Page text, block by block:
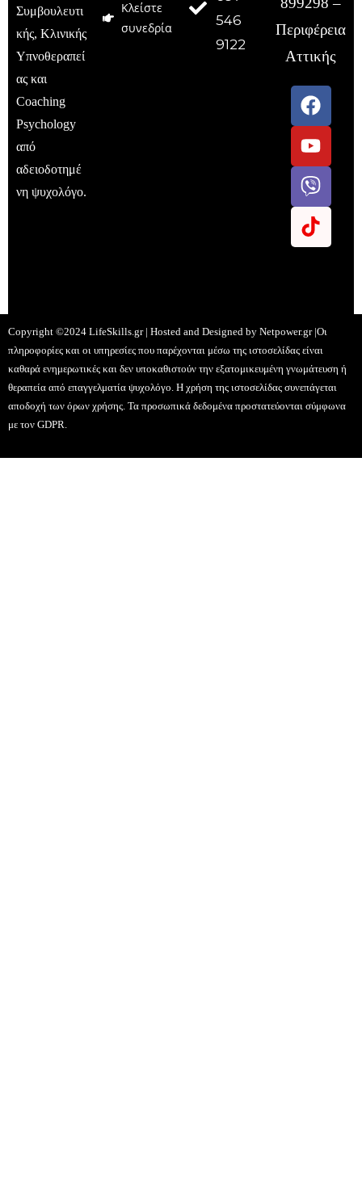
Συμβουλευτι
κής, Κλινικής
Υπνοθεραπεί
ας και
Coaching
Psychology
από
αδειοδοτημέ
νη ψυχολόγο.
Κλείστε
συνεδρία
546
9122
Περιφέρεια
Αττικής
Copyright ©2024 LifeSkills.gr | Hosted and Designed by Netpower.gr |Οι
πληροφορίες και οι υπηρεσίες που παρέχονται μέσω της ιστοσελίδας είναι
καθαρά ενημερωτικές και δεν υποκαθιστούν την εξατομικευμένη γνωμάτευση ή
θεραπεία από επαγγελματία ψυχολόγο. Η χρήση της ιστοσελίδας συνεπάγεται
αποδοχή των όρων χρήσης. Τα προσωπικά δεδομένα προστατεύονται σύμφωνα
με τον GDPR.